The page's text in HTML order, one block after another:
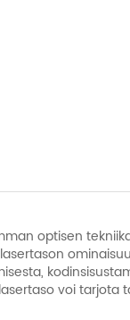
optisen
voi tarjota